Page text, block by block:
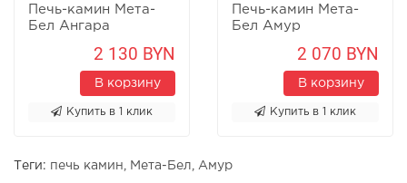
Печь-камин Мета-
Бел Ангара
2 130 BYN
В корзину
Купить в 1 клик
Печь-камин Мета-
Бел Амур
2 070 BYN
В корзину
Купить в 1 клик
Теги: печь камин Мета-Бел Амур